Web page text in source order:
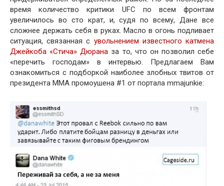
время количество критики UFC по всем фронтам
увеличилось во сто крат, и, судя по всему, Дане все
сложнее держать себя в руках. Масло в огонь подливает
ситуация, связанная с увольнением известного катмена
Джейкоба «Стича» Дюрана за то, что он позволил себе
«перечить господам» в интервью. Предлагаем Вам
ознакомиться с подборкой наиболее злобных твитов от
президента MMA промоушена #1 от портала mmajunkie: